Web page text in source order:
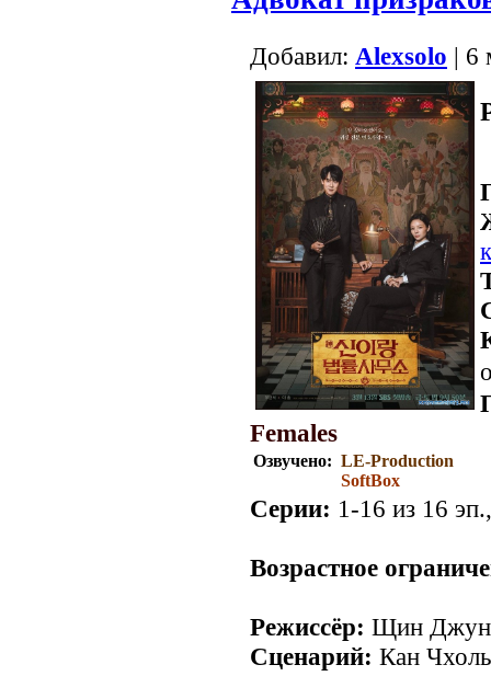
Добавил: Alexsolo | 6
Females
Озвучено: LE-Production
SoftBox
Серии: 1-16 из 16
Возрастное
Режиссёр: Щин
Сценарий: Кан